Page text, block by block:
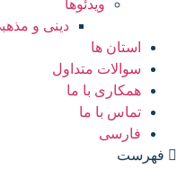
ویدئوها
دینی و
استان ها
سوالات متداول
همکاری با ما
تماس با ما
فارسی
فهرست